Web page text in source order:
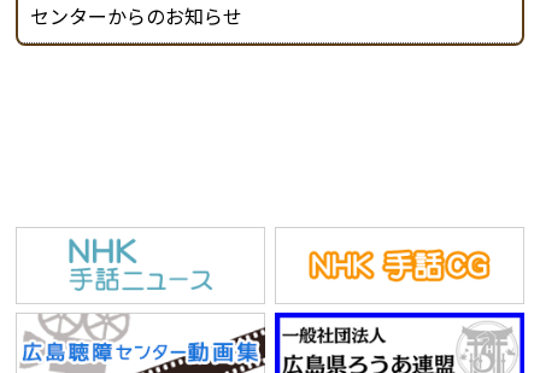
センターからのお知らせ